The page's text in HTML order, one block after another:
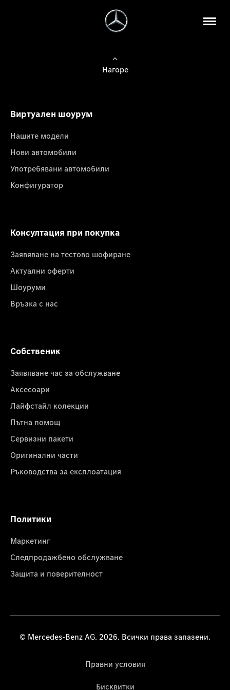
Нагоре
Виртуален шоурум
Нашите модели
Нови автомобили
Употребявани автомобили
Конфигуратор
Консултация при покупка
Заявяване на тестово шофиране
Актуални оферти
Шоуруми
Връзка с нас
Собственик
Заявяване час за обслужване
Аксесоари
Лайфстайл колекции
Пътна помощ
Сервизни пакети
Оригинални части
Ръководства за експлоатация
Политики
Маркетинг
Следпродажбено обслужване
Защита и поверителност
© Mercedes-Benz AG. 2026. Всички права запазени.
Правни условия
Бисквитки